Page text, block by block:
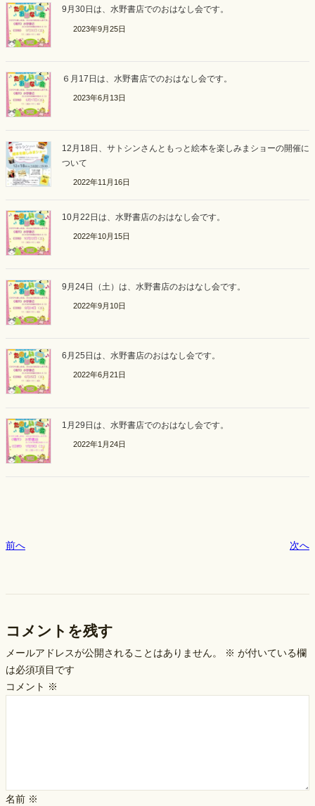
9月30日は、水野書店でのおはなし会です。
2023年9月25日
６月17日は、水野書店でのおはなし会です。
2023年6月13日
12月18日、サトシンさんともっと絵本を楽しみまショーの開催に
ついて
2022年11月16日
10月22日は、水野書店のおはなし会です。
2022年10月15日
9月24日（土）は、水野書店のおはなし会です。
2022年9月10日
6月25日は、水野書店のおはなし会です。
2022年6月21日
1月29日は、水野書店でのおはなし会です。
2022年1月24日
前へ 次へ
コメントを残す
メールアドレスが公開されることはありません。 ※ が付いている欄
は必須項目です
コメント ※
名前 ※